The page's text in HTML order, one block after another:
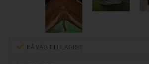
PÅ VÄG TILL LAGRET